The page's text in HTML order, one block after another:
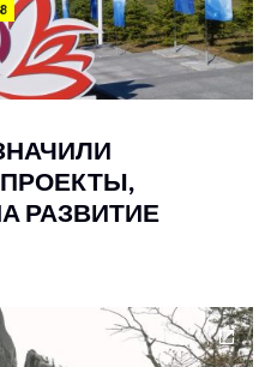
8
РАЗВИТИЕ